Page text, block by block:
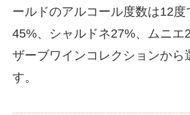
ールドのアルコール度数は12
45%、シャルドネ27%、ムニエ
ザーブワインコレクションから
す。